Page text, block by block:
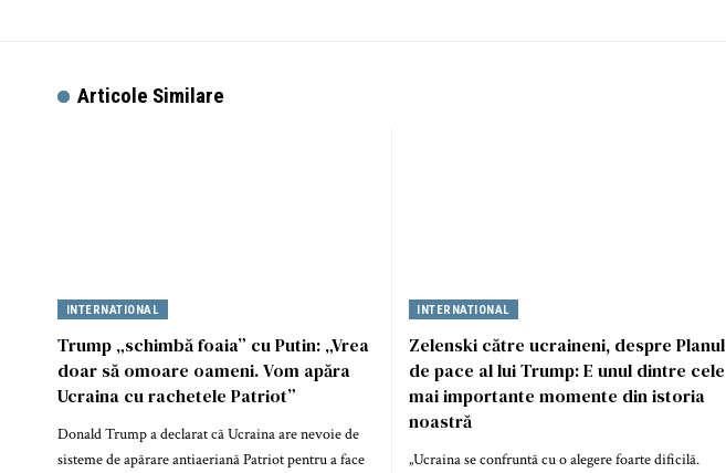
Articole Similare
INTERNATIONAL
Trump „schimbă foaia” cu Putin: „Vrea
doar să omoare oameni. Vom apăra
Ucraina cu rachetele Patriot”
Donald Trump a declarat că Ucraina are nevoie de
sisteme de apărare antiaeriană Patriot pentru a face
INTERNATIONAL
Zelenski către ucraineni, despre Planul
de pace al lui Trump: E unul dintre cele
mai importante momente din istoria
noastră
„Ucraina se confruntă cu o alegere foarte dificilă.